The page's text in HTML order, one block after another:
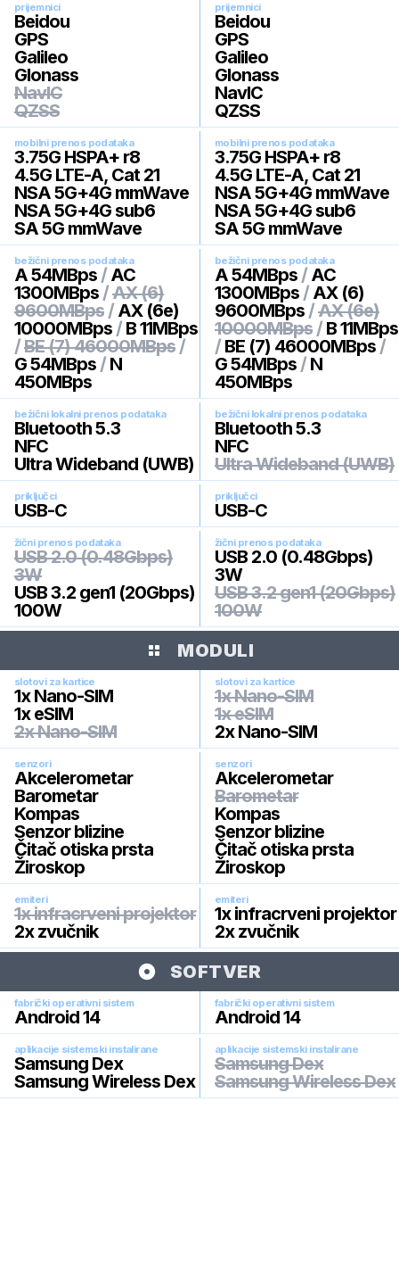
prijemnici
Beidou
GPS
Galileo
Glonass
NavIC
QZSS
prijemnici
Beidou
GPS
Galileo
Glonass
NavIC
QZSS
mobilni prenos podataka
3.75G HSPA+ r8
4.5G LTE-A, Cat 21
NSA 5G+4G mmWave
NSA 5G+4G sub6
SA 5G mmWave
mobilni prenos podataka
3.75G HSPA+ r8
4.5G LTE-A, Cat 21
NSA 5G+4G mmWave
NSA 5G+4G sub6
SA 5G mmWave
bežični prenos podataka
A 54MBps / AC
1300MBps /AX (6)
9600MBps / AX (6e)
10000MBps / B 11MBps
/BE (7) 46000MBps /
G 54MBps / N
450MBps
bežični prenos podataka
A 54MBps / AC
1300MBps / AX (6)
9600MBps /AX (6e)
10000MBps / B 11MBps
/ BE (7) 46000MBps /
G 54MBps / N
450MBps
bežični lokalni prenos podataka
Bluetooth 5.3
NFC
Ultra Wideband (UWB)
bežični lokalni prenos podataka
Bluetooth 5.3
NFC
Ultra Wideband (UWB)
priključci
USB-C
priključci
USB-C
žični prenos podataka
USB 2.0 (0.48Gbps)
3W
USB 3.2 gen1 (20Gbps)
100W
žični prenos podataka
USB 2.0 (0.48Gbps)
3W
USB 3.2 gen1 (20Gbps)
100W
MODULI
slotovi za kartice
1x Nano-SIM
1x eSIM
2x Nano-SIM
slotovi za kartice
1x Nano-SIM
1x eSIM
2x Nano-SIM
senzori
Akcelerometar
Barometar
Kompas
Senzor blizine
Čitač otiska prsta
Žiroskop
senzori
Akcelerometar
Barometar
Kompas
Senzor blizine
Čitač otiska prsta
Žiroskop
emiteri
1x infracrveni projektor
2x zvučnik
emiteri
1x infracrveni projektor
2x zvučnik
SOFTVER
fabrički operativni sistem
Android 14
fabrički operativni sistem
Android 14
aplikacije sistemski instalirane
Samsung Dex
Samsung Wireless Dex
aplikacije sistemski instalirane
Samsung Dex
Samsung Wireless Dex